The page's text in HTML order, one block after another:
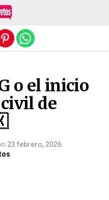
o el inicio
de
23 febrero, 2026
móvil